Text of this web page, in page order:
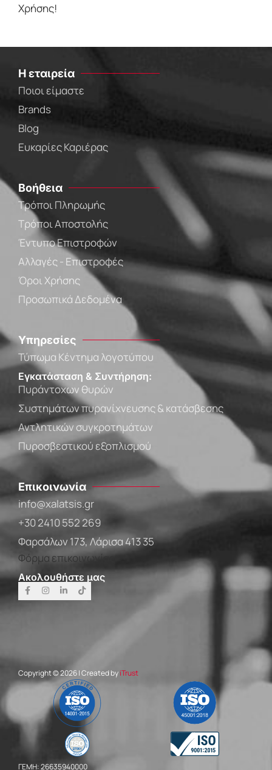
Χρήσης!
Η εταιρεία
Ποιοι είμαστε
Brands
Blog
Ευκαρίες Καριέρας
Βοήθεια
Τρόποι Πληρωμής
Τρόποι Αποστολής
Έντυπο Επιστροφών
Αλλαγές - Επιστροφές
Όροι Χρήσης
Προσωπικά Δεδομένα
Υπηρεσίες
Τύπωμα Κέντημα λογοτύπου
Εγκατάσταση & Συντήρηση:
Πυράντοχων θυρών
Συστημάτων πυρανίχνευσης & κατάσβεσης
Αντλητικών συγκροτημάτων
Πυροσβεστικού εξοπλισμού
Επικοινωνία
info@xalatsis.gr
+30 2410 552 269
Φαρσάλων 173, Λάρισα 413 35
Φόρμα επικοινωνίας
Ακολουθήστε μας
Copyright © 2026 | Created byiTrust
ΓΕΜΗ: 26635940000